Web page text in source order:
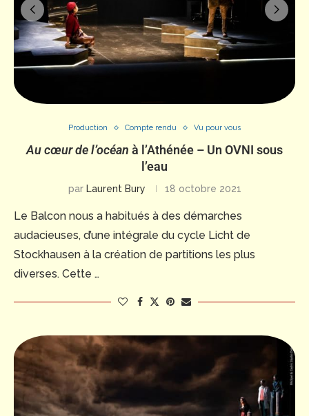
Production Compte rendu Vu pour vous
Au cœur de l’océan à l’Athénée – Un OVNI sous
l’eau
par Laurent Bury 18 octobre 2021
Le Balcon nous a habitués à des démarches
audacieuses, d’une intégrale du cycle Licht de
Stockhausen à la création de partitions les plus
diverses. Cette …